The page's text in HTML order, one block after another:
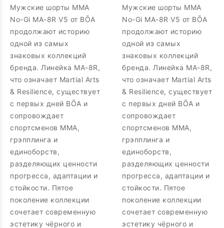
Мужские шорты MMA
No-Gi MA-8R V5 от BŌA
продолжают историю
одной из самых
знаковых коллекций
бренда. Линейка MA-8R,
что означает Martial Arts
& Resilience, существует
с первых дней BŌA и
сопровождает
спортсменов MMA,
грэпплинга и
единоборств,
разделяющих ценности
прогресса, адаптации и
стойкости. Пятое
поколение коллекции
сочетает современную
эстетику чёрного и
Мужские шорты MMA
No-Gi MA-8R V5 от BŌA
продолжают историю
одной из самых
знаковых коллекций
бренда. Линейка MA-8R,
что означает Martial Arts
& Resilience, существует
с первых дней BŌA и
сопровождает
спортсменов MMA,
грэпплинга и
единоборств,
разделяющих ценности
прогресса, адаптации и
стойкости. Пятое
поколение коллекции
сочетает современную
эстетику чёрного и